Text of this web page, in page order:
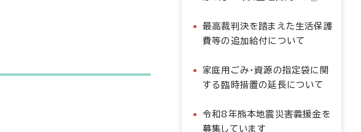
最高裁判決を踏まえた生活保護
費等の追加給付について
家庭用ごみ・資源の指定袋に関
する臨時措置の延長について
令和8年熊本地震災害義援金を
募集しています